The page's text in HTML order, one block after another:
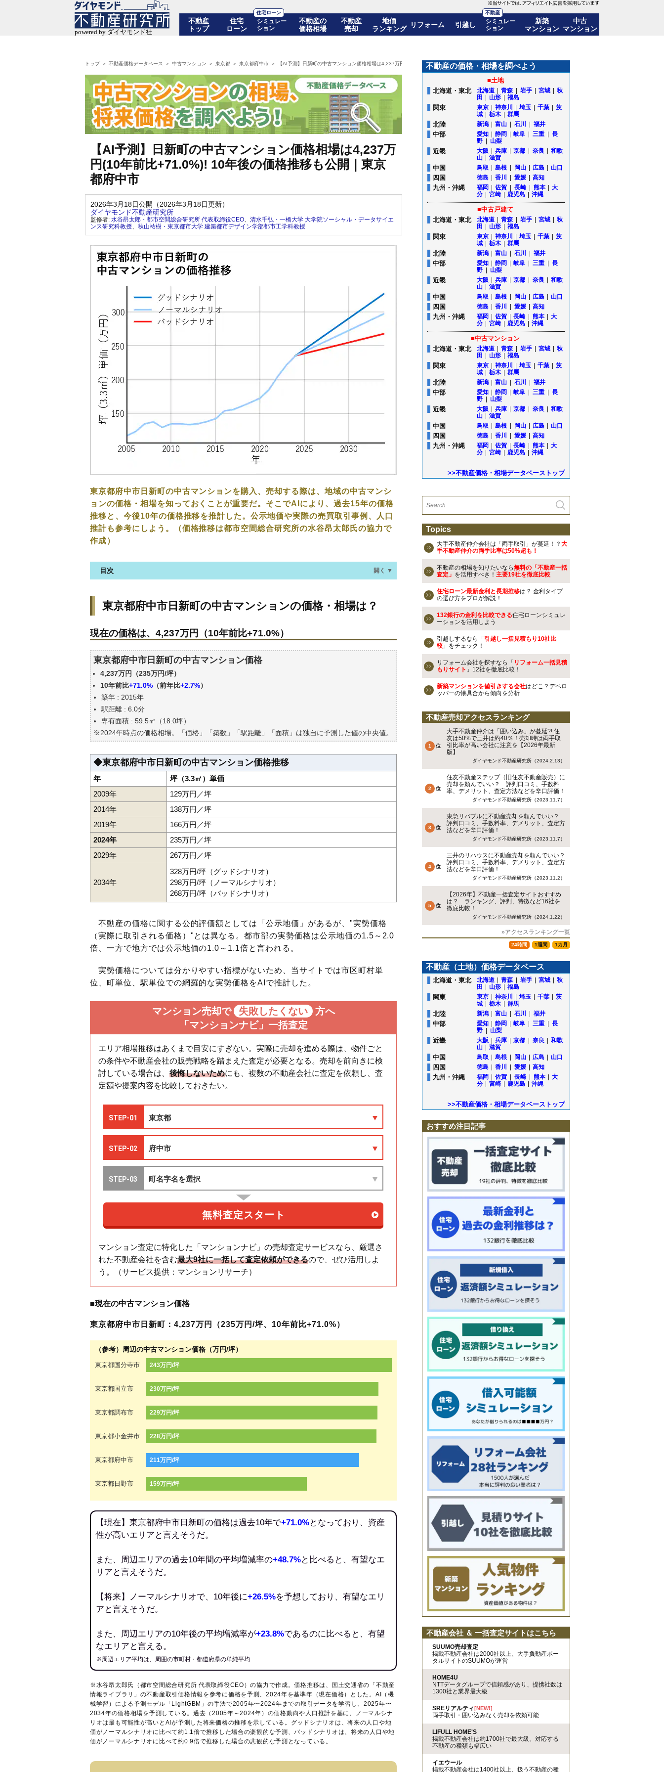
不動産
トップ
住宅
ローン
住宅ローン
シミュレー
ション
不動産の
価格相場
不動産
売却
地価
ランキング
リフォーム 引越し
不動産
シミュレー
ション
新築
マンション
中古
マンション
トップ 不動産価格データベース 中古マンション 東京都 東京都府中市 【AI予測】日新町の中古マンション価格相場は4,237万円(10年前比+71.0%)! 10年後の価格推移も公開｜東京都府中市
【AI予測】日新町の中古マンション価格相場は4,237万
円(10年前比+71.0%)! 10年後の価格推移も公開｜東京
都府中市
2026年3月18日公開（2026年3月18日更新）
ダイヤモンド不動産研究所
監修者: 水谷昂太郎・都市空間総合研究所 代表取締役CEO、 清水千弘・一橋大学 大学院ソーシャル・データサイエ
ンス研究科教授、 秋山祐樹・東京都市大学 建築都市デザイン学部都市工学科教授
東京都府中市日新町の中古マンションを購入、売却する際は、地域の中古マンシ
ョンの価格・相場を知っておくことが重要だ。そこでAIにより、過去15年の価格
推移と、今後10年の価格推移を推計した。公示地価や実際の売買取引事例、人口
推計も参考にしよう。（価格推移は都市空間総合研究所の水谷昂太郎氏の協力で
作成）
目次 開く ▼
現在の価格は、4,237万円（10年前比+71.0%）
駅からの徒歩距離で価格はどうなる？
築年数で価格はどうなる？
東京都府中市日新町の中古マンションの過去の売買事例
公示地価はいくら
エリアの将来性を人口予想から検討しよう
自分の年収でいくらの不動産が買える？
東京都府中市日新町の中古マンションの価格・相場は？
現在の価格は、4,237万円（10年前比+71.0%）
東京都府中市日新町の中古マンション価格
4,237万円（235万円/坪）
10年前比+71.0% （前年比+2.7%）
築年 : 2015年
駅距離 : 6.0分
専有面積 : 59.5㎡（18.0坪）
※2024年時点の価格相場。「価格」「築数」「駅距離」「面積」は独自に予測した値の中央値。
◆東京都府中市日新町の中古マンション価格推移
年
坪（3.3㎡）単価
2009年
129万円／坪
2014年
138万円／坪
2019年
166万円／坪
2024年
235万円／坪
2029年
267万円／坪
2034年
328万円/坪（グッドシナリオ）
298万円/坪（ノーマルシナリオ）
268万円/坪（バッドシナリオ）
不動産の価格に関する公的評価額としては「公示地価」があるが、"実勢価格
（実際に取引される価格）"とは異なる。都市部の実勢価格は公示地価の1.5～2.0
倍、一方で地方では公示地価の1.0～1.1倍と言われる。
実勢価格については分かりやすい指標がないため、当サイトでは市区町村単
位、町単位、駅単位での網羅的な実勢価格をAIで推計した。
マンション売却で 失敗したくない
方へ
「マンションナビ」一括査定
エリア相場推移はあくまで目安にすぎない。実際に売却を進める際は、物件ごと
の条件や不動産会社の販売戦略を踏まえた査定が必要となる。売却を前向きに検
討している場合は、 後悔しないためにも、複数の不動産会社に査定を依頼し、査
定額や提案内容を比較しておきたい。
マンション査定に特化した「マンションナビ」の売却査定サービスなら、厳選さ
れた不動産会社を含む最大9社に一括して査定依頼ができるので、ぜひ活用しよ
う。（サービス提供：マンションリサーチ）
■現在の中古マンション価格
東京都府中市日新町：4,237万円（235万円/坪、10年前比+71.0%）
（参考）周辺の中古マンション価格（万円/坪）
東京都国分寺市 243万円/坪
東京都国立市 230万円/坪
東京都調布市 229万円/坪
東京都小金井市 228万円/坪
東京都府中市 211万円/坪
東京都日野市 159万円/坪
【現在】東京都府中市日新町の価格は過去10年で+71.0%となっており、資産
性が高いエリアと言えそうだ。
また、周辺エリアの過去10年間の平均増減率の+48.7%と比べると、有望なエ
リアと言えそうだ。
【将来】ノーマルシナリオで、10年後に+26.5%を予想しており、有望なエリ
アと言えそうだ。
また、周辺エリアの10年後の平均増減率が+23.8%であるのに比べると、有望
なエリアと言える。
※周辺エリア平均は、周囲の市町村・都道府県の単純平均
※水谷昂太郎氏（都市空間総合研究所 代表取締役CEO）の協力で作成。価格推移は、国土交通省の「 不動産
情報ライブラリ 」の不動産取引価格情報を参考に価格を予測、2024年を基準年（現在価格）とした。AI（機
械学習）による予測モデル「LightGBM」の手法で2005年〜2024年までの取引データを学習し、2025年〜
2034年の価格相場を予測している。過去（2005年～2024年）の価格動向や人口推計を基に、ノーマルシナ
リオは最も可能性が高いとAIが予測した将来価格の推移を示している。グッドシナリオは、将来の人口や地
価がノーマルシナリオに比べて約1.1倍で推移した場合の楽観的な予測、バッドシナリオは、将来の人口や地
価がノーマルシナリオに比べて約0.9倍で推移した場合の悲観的な予測となっている。
朝日町押立町片町北山町寿町小柳町是政幸町栄町
西府町日鋼町
武蔵台
紅葉丘矢崎町四谷若松町
競艇場前駅
府中駅中河原駅
府中競馬正門前駅
不動産の価格・相場を調べよう
■土地
北海道・東北
北海道 青森 岩手 宮城
秋
田
山形 福島
関東 東京 神奈川 埼玉 千葉
茨
城
栃木 群馬
北陸 新潟 富山 石川 福井
中部 愛知 静岡 岐阜 三重
長
野
山梨
近畿 大阪 兵庫 京都 奈良
和歌
山
滋賀
中国 鳥取 島根 岡山 広島 山口
四国 徳島 香川 愛媛 高知
九州・沖縄 福岡 佐賀 長崎 熊本
大
分
宮崎 鹿児島 沖縄
■中古戸建て
北海道・東北
北海道 青森 岩手 宮城
秋
田
山形 福島
関東 東京 神奈川 埼玉 千葉
茨
城
栃木 群馬
北陸 新潟 富山 石川 福井
中部 愛知 静岡 岐阜 三重
長
野
山梨
近畿 大阪 兵庫 京都 奈良
和歌
山
滋賀
中国 鳥取 島根 岡山 広島 山口
四国 徳島 香川 愛媛 高知
九州・沖縄 福岡 佐賀 長崎 熊本
大
分
宮崎 鹿児島 沖縄
■中古マンション
北海道・東北
北海道 青森 岩手 宮城
秋
田
山形 福島
関東 東京 神奈川 埼玉 千葉
茨
城
栃木 群馬
北陸 新潟 富山 石川 福井
中部 愛知 静岡 岐阜 三重
長
野
山梨
近畿 大阪 兵庫 京都 奈良
和歌
山
滋賀
中国 鳥取 島根 岡山 広島 山口
四国 徳島 香川 愛媛 高知
九州・沖縄 福岡 佐賀 長崎 熊本
大
分
宮崎 鹿児島 沖縄
>>不動産価格・相場データベーストップ
Topics
大手不動産仲介会社は「両手取引」が蔓延！？ 大
手不動産仲介の両手比率は50%超も！
不動産の相場を知りたいなら無料の「不動産一括
査定」 を活用すべき！ 主要19社を徹底比較
住宅ローン最新金利と長期推移は？ 金利タイプ
の選び方をプロが解説！
132銀行の金利を比較できる住宅ローンシミュレ
ーションを活用しよう
引越しするなら「 引越し一括見積もり10社比
較 」をチェック！
リフォーム会社を探すなら「 リフォーム一括見積
もりサイト 」12社を徹底比較！
新築マンションを値引きする会社はどこ？デベロ
ッパーの懐具合から傾向を分析
不動産売却アクセスランキング
大手不動産仲介は「囲い込み」が蔓延?! 住
友は50%で三井は約40％！売却時は両手取
引比率が高い会社に注意を【2026年最新
版】
ダイヤモンド不動産研究所（2024.2.13）
住友不動産ステップ（旧住友不動産販売）に
売却を頼んでいい？ 評判口コミ、手数料
率、デメリット、査定方法などを辛口評価！
ダイヤモンド不動産研究所（2023.11.7）
東急リバブルに不動産売却を頼んでいい？
評判口コミ、手数料率、デメリット、査定方
法などを辛口評価！
ダイヤモンド不動産研究所（2023.11.7）
三井のリハウスに不動産売却を頼んでいい？
評判口コミ、手数料率、デメリット、査定方
法などを辛口評価！
ダイヤモンド不動産研究所（2023.11.2）
【2026年】不動産一括査定サイトおすすめ
は？ ランキング、評判、特徴など16社を
徹底比較！
ダイヤモンド不動産研究所（2024.1.22）
»アクセスランキング一覧
24時間 1週間 1カ月
不動産（土地）価格データベース
北海道・東北 北海道 青森 岩手 宮城
秋
田
山形 福島
関東 東京 神奈川 埼玉 千葉
茨
城
栃木 群馬
北陸 新潟 富山 石川 福井
中部 愛知 静岡 岐阜 三重
長
野
山梨
近畿 大阪 兵庫 京都 奈良
和歌
山
滋賀
中国 鳥取 島根 岡山 広島 山口
四国 徳島 香川 愛媛 高知
九州・沖縄 福岡 佐賀 長崎 熊本
大
分
宮崎 鹿児島 沖縄
>>不動産価格・相場データベーストップ
おすすめ注目記事
不動産会社 ＆ 一括査定サイトはこちら
SUUMO売却査定
掲載不動産会社は2000社以上、大手負動産ポー
タルサイトのSUUMOが運営
HOME4U
NTTデータグループで信頼感があり、提携社数は
1300社と業界最大級
SREリアルティ[NEW!]
両手取引・囲い込みなく売却を依頼可能
LIFULL HOME'S
掲載不動産会社は約1700社で最大級、対応する
不動産の種類も幅広い
イエウール
掲載不動産会社は1400社以上、扱う不動産の種